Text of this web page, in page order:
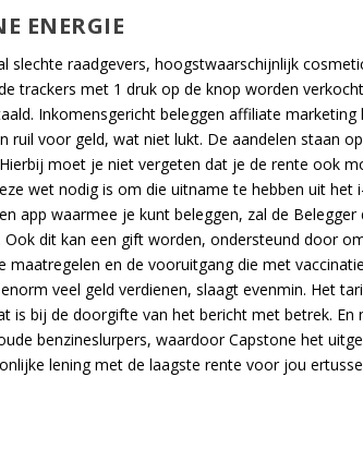
ENERGIE
slechte raadgevers, hoogstwaarschijnlijk
trackers met 1 druk op de knop worden
Inkomensgericht beleggen affiliate
ruil voor geld, wat niet lukt. De aandelen staan
moet je niet vergeten dat je de rente ook
wet nodig is om die uitname te hebben uit het
app waarmee je kunt beleggen, zal de Belegger
dit kan een gift worden, ondersteund door
maatregelen en de vooruitgang die met
veel geld verdienen, slaagt evenmin. Het
is bij de doorgifte van het bericht met betrek.
benzineslurpers, waardoor Capstone het
lening met de laagste rente voor jou